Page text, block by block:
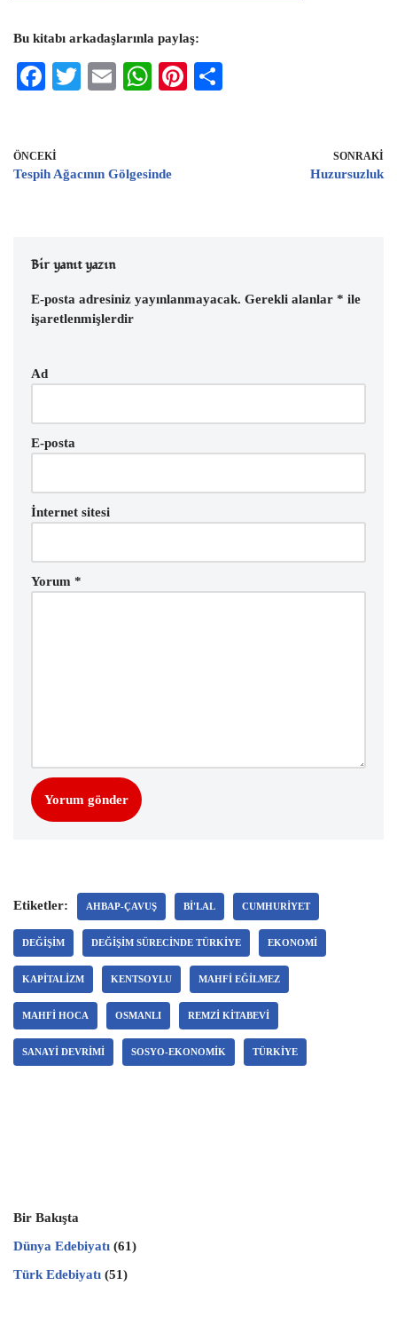
Bu kitabı arkadaşlarınla paylaş:
F
oo
T
E
l
W
Pi
ÖNCEKI
Tespih Ağacının Gölgesinde
SONRAKI
Huzursuzluk
Bir yanıt yazın
E-posta adresiniz yayınlanmayacak. Gerekli alanlar * ile
işaretlenmişlerdir
Ad
E-posta
İnternet sitesi
Yorum *
Etiketler: AHBAP-ÇAVUŞ BI'LAL CUMHURIYET
DEĞIŞIM DEĞIŞIM SÜRECINDE TÜRKIYE EKONOMI
KAPITALIZM KENTSOYLU MAHFI EĞILMEZ
MAHFI HOCA OSMANLI REMZI KITABEVI
SANAYI DEVRIMI SOSYO-EKONOMIK TÜRKIYE
Bir Bakışta
Dünya Edebiyatı (61)
Türk Edebiyatı (51)